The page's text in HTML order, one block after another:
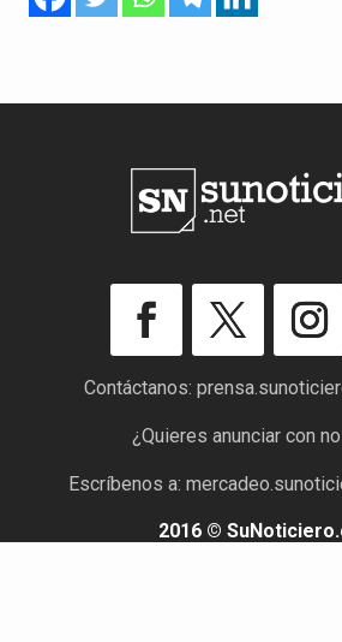
Contáctanos:
¿Quieres anunciar con
Escríbenos a:
2016 ©